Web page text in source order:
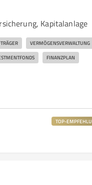
Kapitalanlage
VERMÖGENSVERWALTUNG
FINANZPLAN
TOP-